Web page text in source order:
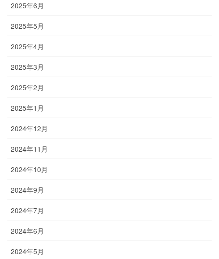
2025年6月
2025年5月
2025年4月
2025年3月
2025年2月
2025年1月
2024年12月
2024年11月
2024年10月
2024年9月
2024年7月
2024年6月
2024年5月